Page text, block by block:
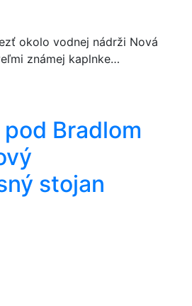
okolo vodnej nádrži Nová
známej kaplnke…
Bradlom
stojan